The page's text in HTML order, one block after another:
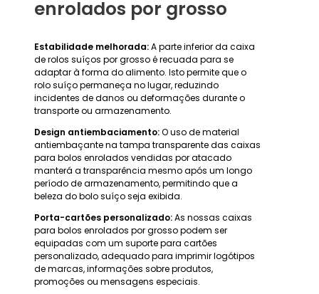
enrolados por grosso
Estabilidade melhorada:A parte inferior da caixa
de rolos suíços por grosso é recuada para se
adaptar à forma do alimento. Isto permite que o
rolo suíço permaneça no lugar, reduzindo
incidentes de danos ou deformações durante o
transporte ou armazenamento.
Design antiembaciamento:O uso de material
antiembaçante na tampa transparente das caixas
para bolos enrolados vendidas por atacado
manterá a transparência mesmo após um longo
período de armazenamento, permitindo que a
beleza do bolo suíço seja exibida.
Porta-cartões personalizado:As nossas caixas
para bolos enrolados por grosso podem ser
equipadas com um suporte para cartões
personalizado, adequado para imprimir logótipos
de marcas, informações sobre produtos,
promoções ou mensagens especiais.